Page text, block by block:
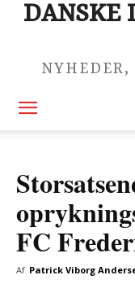
DANSKE
FC
Af Patrick Viborg